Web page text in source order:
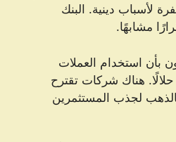
لأسباب دينية. البنك
مشابهًا.
بأن استخدام العملات
هناك شركات تقترح
لجذب المستثمرين